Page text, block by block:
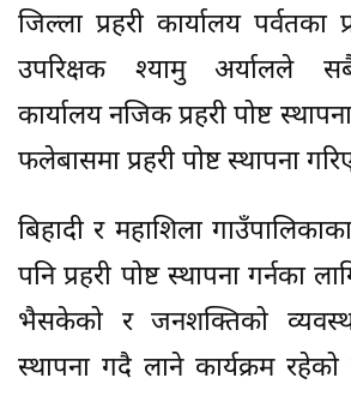
जिल्ला प्रहरी कार्यालय पर्वतका
उपरिक्षक श्यामु अर्यालले
कार्यालय नजिक प्रहरी पोष्ट
फलेबासमा प्रहरी पोष्ट स्थापना
बिहादी र महाशिला
पनि प्रहरी पोष्ट स्थापना गर्नका
भैसकेको र जनशक्तिको
स्थापना गदै लाने कार्यक्रम